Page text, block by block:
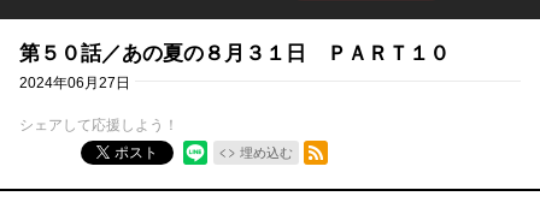
第５０話／あの夏の８月３１日 ＰＡＲＴ１０
2024年06月27日
シェアして応援しよう！
ポスト
埋め込む
RSSフィード